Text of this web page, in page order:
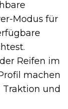
Modus für
Reifen im
machen
und